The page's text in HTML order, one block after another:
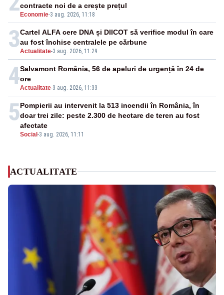
Economie-3 aug. 2026, 11:18
contracte noi de a crește prețul
3Actualitate-3 aug. 2026, 11:29
Cartel ALFA cere DNA și DIICOT să verifice modul în care
au fost închise centralele pe cărbune
4Actualitate-3 aug. 2026, 11:33
Salvamont România, 56 de apeluri de urgență în 24 de
ore
5
Social -3 aug. 2026, 11:11
Pompierii au intervenit la 513 incendii în România, în
doar trei zile: peste 2.300 de hectare de teren au fost
afectate
ACTUALITATE